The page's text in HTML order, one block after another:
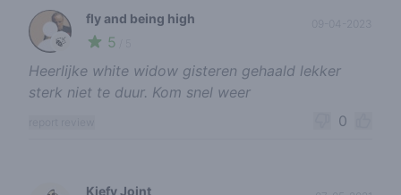
🍃
fly and being high
5
09-04-2023
Heerlijke white widow gisteren gehaald lekker
sterk niet te duur. Kom snel weer
0
Kiefy Joint